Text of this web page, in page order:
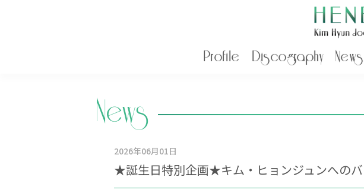
Profile Discography News
News
2026年06月01日
★誕生日特別企画★キム・ヒョンジュンへのバ